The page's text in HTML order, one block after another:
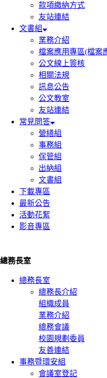
款項繳納方式
友站連結
文書組
業務介紹
檔案應用專區(檔案
公文線上簽核
相關法規
訊息公告
公文教室
友站連結
常見問答
營繕組
事務組
保管組
出納組
文書組
下載專區
最新公告
活動花絮
影音專區
總務長室
總務長室
總務長介紹
組織成員
業務介紹
總務會議
校園規劃委員
友善連結
事務暨環安組
會議室登記